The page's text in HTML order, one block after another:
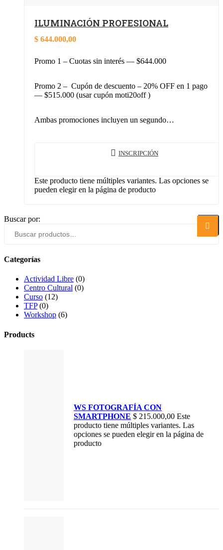
ILUMINACIÓN PROFESIONAL
$ 644.000,00
Promo 1 – Cuotas sin interés — $644.000
Promo 2 – Cupón de descuento – 20% OFF en 1 pago
— $515.000 (usar cupón moti20off )
Ambas promociones incluyen un segundo…
INSCRIPCIÓN
Este producto tiene múltiples variantes. Las opciones se
pueden elegir en la página de producto
Buscar por:
Buscar
Categorías
Actividad Libre (0)
Centro Cultural (0)
Curso (12)
TFP (0)
Workshop (6)
Products
WS FOTOGRAFÍA CON
SMARTPHONE $ 215.000,00 Este
producto tiene múltiples variantes. Las
opciones se pueden elegir en la página de
producto